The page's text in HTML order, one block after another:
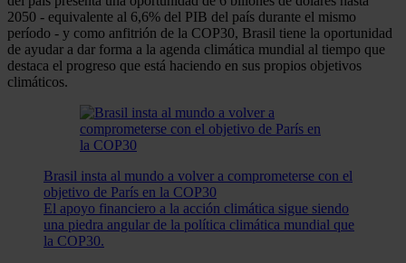
2050 - equivalente al 6,6% del PIB del país durante el mismo
período - y como anfitrión de la COP30, Brasil tiene la oportunidad
de ayudar a dar forma a la agenda climática mundial al tiempo que
destaca el progreso que está haciendo en sus propios objetivos
climáticos.
Brasil insta al mundo a volver a comprometerse con el
objetivo de París en la COP30
El apoyo financiero a la acción climática sigue siendo
una piedra angular de la política climática mundial que
la COP30.